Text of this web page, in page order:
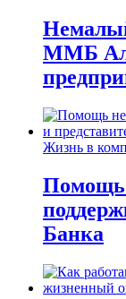
ММБ
Жизнь в
Помощь
Банка